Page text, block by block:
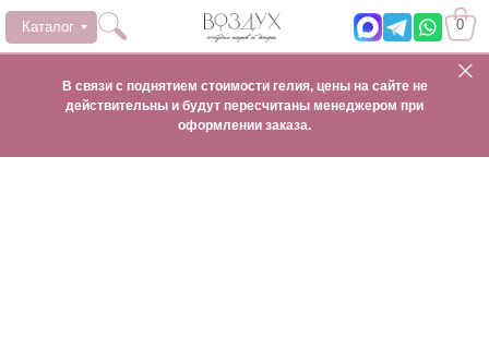
0
Каталог
В связи с поднятием стоимости гелия, цены на сайте не
действительны и будут пересчитаны менеджером при
оформлении заказа.